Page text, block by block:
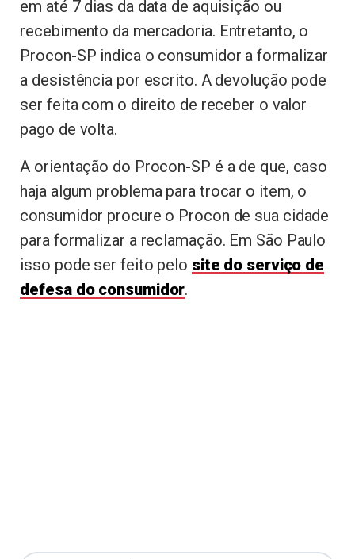
em até 7 dias da data de aquisição ou
recebimento da mercadoria. Entretanto, o
Procon-SP indica o consumidor a formalizar
a desistência por escrito. A devolução pode
ser feita com o direito de receber o valor
pago de volta.
A orientação do Procon-SP é a de que, caso
haja algum problema para trocar o item, o
consumidor procure o Procon de sua cidade
para formalizar a reclamação. Em São Paulo
isso pode ser feito pelo site do serviço de
defesa do consumidor.